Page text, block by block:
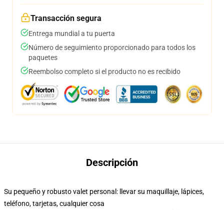
Transacción segura
Entrega mundial a tu puerta
Número de seguimiento proporcionado para todos los
paquetes
Reembolso completo si el producto no es recibido
Descripción
Su pequeño y robusto valet personal: llevar su maquillaje, lápices,
teléfono, tarjetas, cualquier cosa